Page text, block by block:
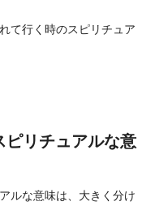
て行く時のスピリチュア
ピリチュアルな意
ルな意味は、大きく分け